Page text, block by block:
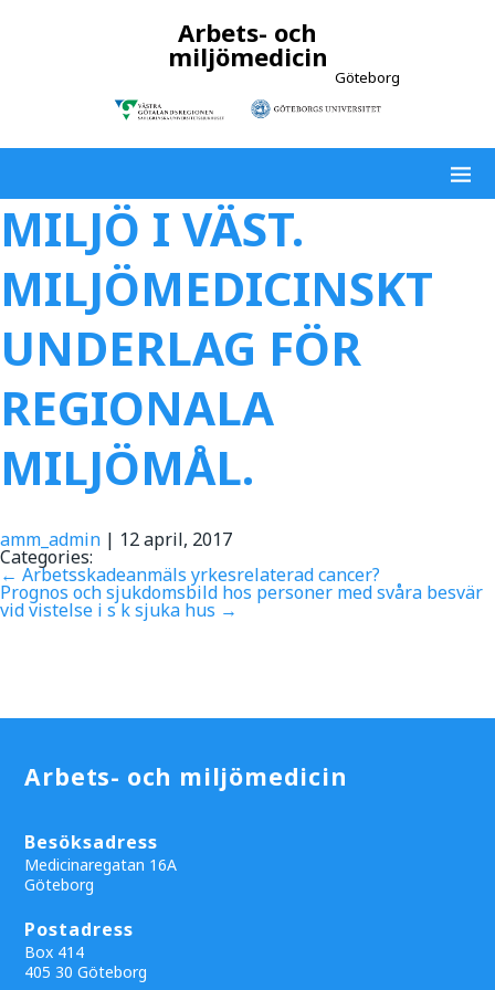
Arbets- och
miljömedicin
Göteborg
MILJÖ I VÄST.
MILJÖMEDICINSKT
UNDERLAG FÖR
REGIONALA
MILJÖMÅL.
amm_admin | 12 april, 2017
Categories:
← Arbetsskadeanmäls yrkesrelaterad cancer?
Prognos och sjukdomsbild hos personer med svåra besvär
vid vistelse i s k sjuka hus →
Arbets- och miljömedicin
Besöksadress
Medicinaregatan 16A
Göteborg
Postadress
Box 414
405 30 Göteborg